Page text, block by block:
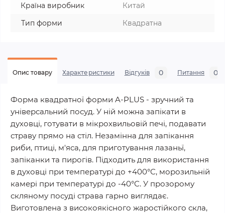
Країна виробник
Китай
Тип форми
Квадратна
Опис товару Характеристики Відгуків 0 Питання 0
Форма квадратної форми A-PLUS - зручний та
універсальний посуд. У ній можна запікати в
духовці, готувати в мікрохвильовій печі, подавати
страву прямо на стіл. Незамінна для запікання
риби, птиці, м'яса, для приготування лазаньї,
запіканки та пирогів. Підходить для використання
в духовці при температурі до +400°С, морозильній
камері при температурі до -40°С. У прозорому
скляному посуді страва гарно виглядає.
Виготовлена ​​з високоякісного жаростійкого скла,